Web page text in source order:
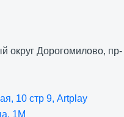
округ Дорогомилово, пр-
10 стр 9, Artplay
1М